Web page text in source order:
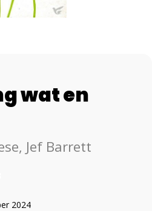
wat en
Jef Barrett
2024